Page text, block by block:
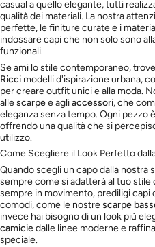
casual a quello elegante, tutti
qualità dei materiali. La nostra
perfette, le finiture curate e i
indossare capi che non solo sono
funzionali.
Se ami lo stile contemporaneo,
Ricci modelli d'ispirazione urbana,
per creare outfit unici e alla moda.
allescarpee agliaccessori, che
eleganza senza tempo. Ogni pezzo
offrendo una qualità che si
utilizzo.
Come Scegliere il Look Perfetto
Quando scegli un capo dalla nostra
sempre come si adatterà al tuo stile
sempre in movimento, prediligi capi
comodi, come le nostrescarpe
invece hai bisogno di un look più
camiciedalle linee moderne e
speciale.